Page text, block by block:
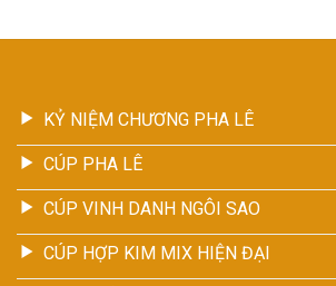
KỶ NIỆM CHƯƠNG PHA LÊ
CÚP PHA LÊ
CÚP VINH DANH NGÔI SAO
CÚP HỢP KIM MIX HIỆN ĐẠI